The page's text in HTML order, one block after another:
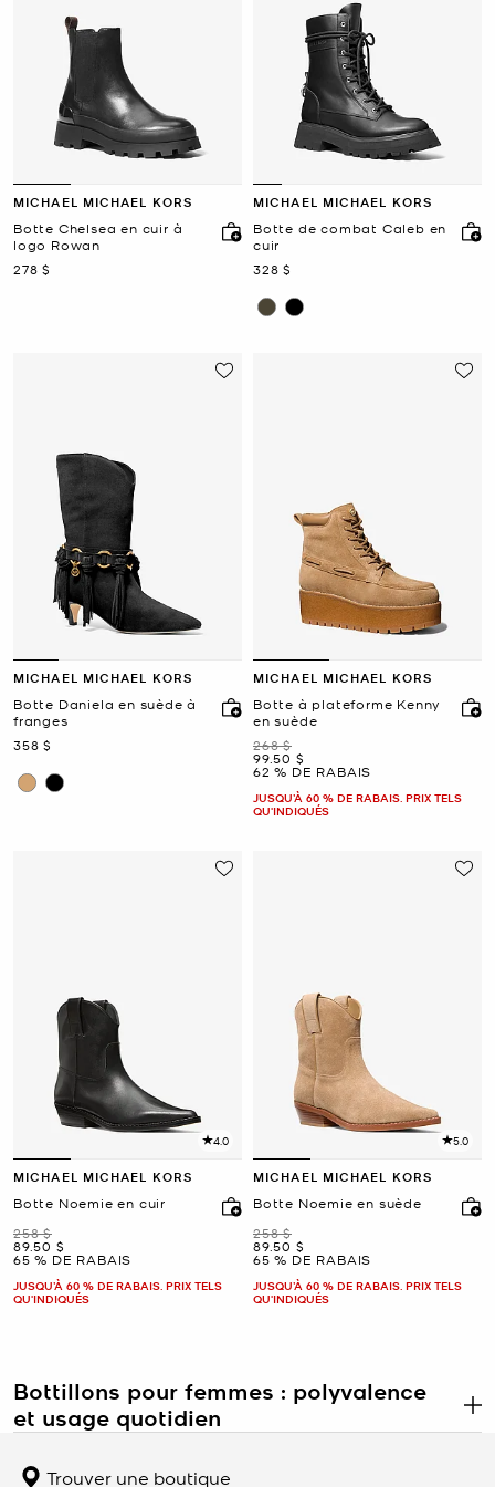
MICHAEL MICHAEL KORS
Botte Chelsea en cuir à
logo Rowan
maintenant
278 $
MICHAEL MICHAEL KORS
Botte de combat Caleb en
cuir
maintenant
328 $
MICHAEL MICHAEL KORS
Botte Daniela en suède à
franges
maintenant
358 $
MICHAEL MICHAEL KORS
Botte à plateforme Kenny
en suède
était
268 $
maintenant
99.50 $
62 % DE RABAIS
JUSQU’À 60 % DE RABAIS. PRIX TELS
QU'INDIQUÉS
4.0
MICHAEL MICHAEL KORS
Botte Noemie en cuir
était
258 $
maintenant
89.50 $
65 % DE RABAIS
JUSQU’À 60 % DE RABAIS. PRIX TELS
QU'INDIQUÉS
5.0
MICHAEL MICHAEL KORS
Botte Noemie en suède
était
258 $
maintenant
89.50 $
65 % DE RABAIS
JUSQU’À 60 % DE RABAIS. PRIX TELS
QU'INDIQUÉS
Bottillons pour femmes : polyvalence
et usage quotidien
chaussures incontournable, conçue pour allier fonctionnalité et
Trouver une boutique